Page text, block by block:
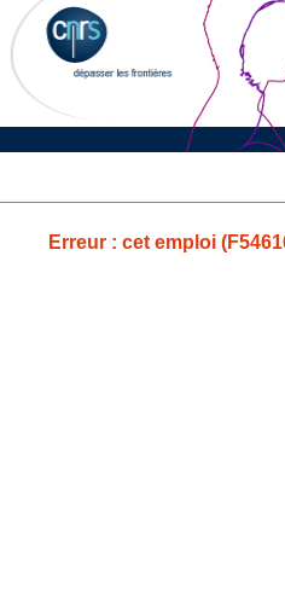
Erreur : cet emploi